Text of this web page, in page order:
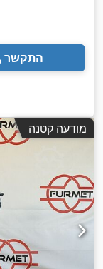
התקשר
מודעה קטנה